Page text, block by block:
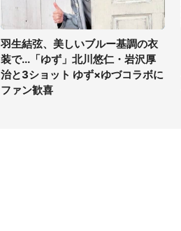
羽生結弦、美しいブルー基調の衣
装で...「ゆず」北川悠仁・岩沢厚
治と3ショット ゆず×ゆづコラボに
ファン歓喜